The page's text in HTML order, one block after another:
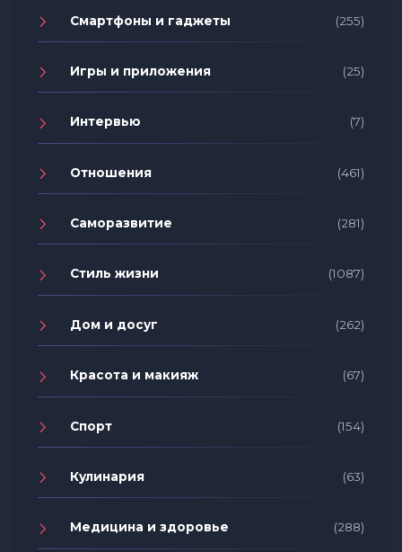
Смартфоны и гаджеты (255)
Игры и приложения (25)
Интервью (7)
Отношения (461)
Саморазвитие (281)
Стиль жизни (1087)
Дом и досуг (262)
Красота и макияж (67)
Спорт (154)
Кулинария (63)
Медицина и здоровье (288)